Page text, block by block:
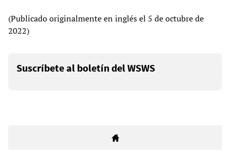
(Publicado originalmente en inglés el 5 de octubre de
2022)
Suscríbete al boletín del WSWS